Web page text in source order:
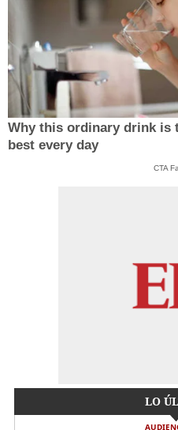
Why this ordinary drink is
best every day
CTA
LO